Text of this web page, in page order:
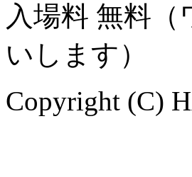
入場料 無料
いします）
Copyright (C)